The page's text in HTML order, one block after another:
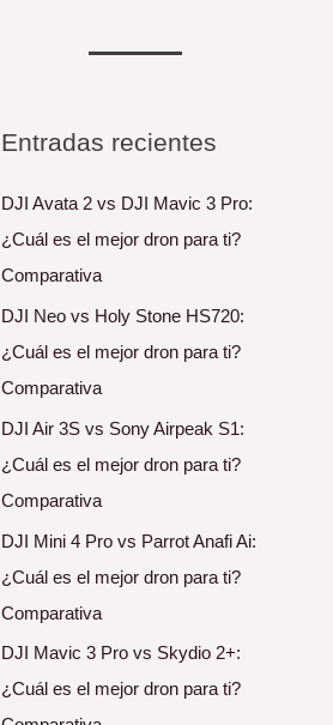
Entradas recientes
DJI Avata 2 vs DJI Mavic 3 Pro:
¿Cuál es el mejor dron para ti?
Comparativa
DJI Neo vs Holy Stone HS720:
¿Cuál es el mejor dron para ti?
Comparativa
DJI Air 3S vs Sony Airpeak S1:
¿Cuál es el mejor dron para ti?
Comparativa
DJI Mini 4 Pro vs Parrot Anafi Ai:
¿Cuál es el mejor dron para ti?
Comparativa
DJI Mavic 3 Pro vs Skydio 2+:
¿Cuál es el mejor dron para ti?